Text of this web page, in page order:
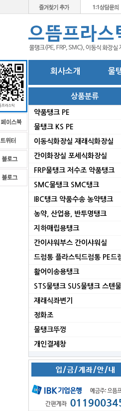
회사소개 물
상품분류
약품탱크 PE
물탱크 KS PE
이동식화장실 재래식화장실
간이화장실 포세식화장실
FRP물탱크 저수조 약품탱크
SMC물탱크 SMC탱크
IBC탱크 약품수송 농약탱크
농약, 산업용, 반투명탱크
지하매립용탱크
간이샤워부스 간이샤워실
드럼통 플라스틱드럼통 PE드
활어이송용탱크
STS물탱크 SUS물탱크 스텐
재래식좌변기
정화조
물탱크뚜껑
개인결제창